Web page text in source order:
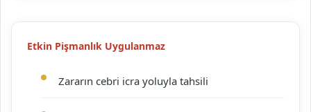
Etkin Pişmanlık Uygulanmaz
Zararın cebri icra yoluyla tahsili